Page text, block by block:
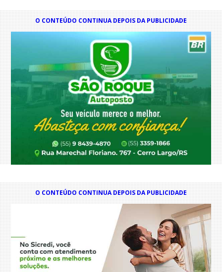
O CONTEÚDO CONTINUA DEPOIS DA PUBLICIDADE
O CONTEÚDO CONTINUA DEPOIS DA PUBLICIDADE